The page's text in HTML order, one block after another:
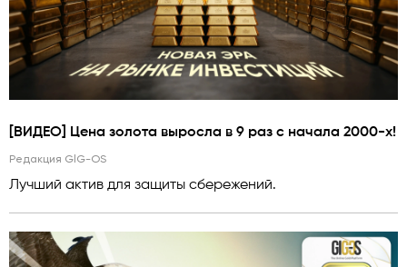
[ВИДЕО] Цена золота выросла в 9 раз с начала 2000-х!
Редакция GlG-OS
Лучший актив для защиты сбережений.